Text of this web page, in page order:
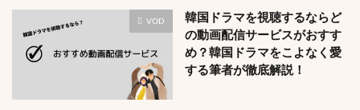
VOD
韓国ドラマを視聴するならど
の動画配信サービスがおすす
め？韓国ドラマをこよなく愛
する筆者が徹底解説！